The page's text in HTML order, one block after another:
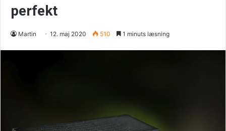
perfekt
Martin 12. maj 2020 510 1 minuts læsning